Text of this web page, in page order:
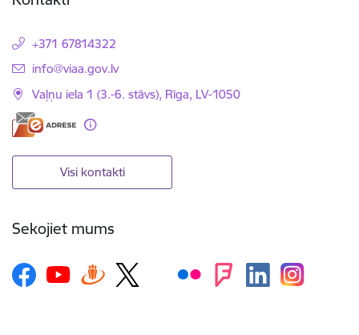
+371 67814322
E-pasts:
info@viaa.gov.lv
Vaļņu iela 1 (3.-6. stāvs), Rīga, LV-1050
Visi kontakti
Sekojiet mums